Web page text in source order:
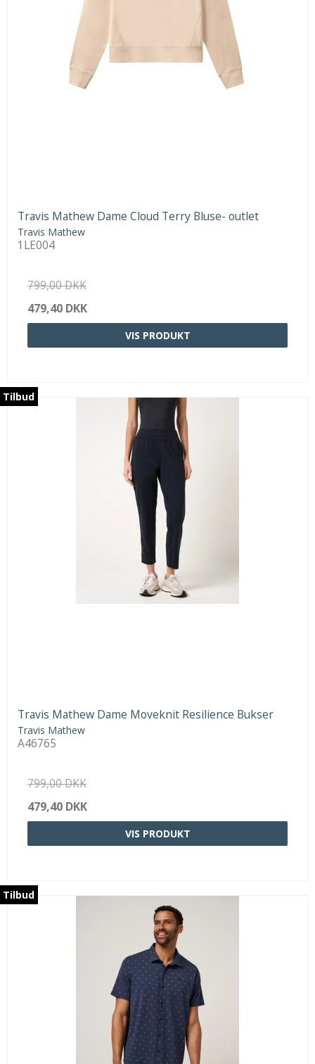
Travis Mathew Dame Cloud Terry Bluse- outlet
Travis Mathew
1LE004
799,00 DKK
479,40 DKK
VIS PRODUKT
Tilbud
Travis Mathew Dame Moveknit Resilience Bukser
Travis Mathew
A46765
799,00 DKK
479,40 DKK
VIS PRODUKT
Tilbud